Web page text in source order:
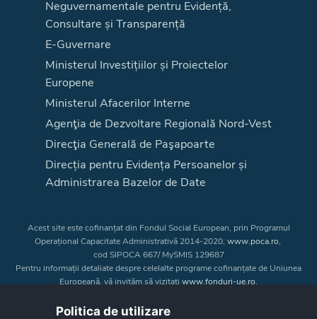
Neguvernamentale pentru Evidență,
Consultare și Transparență
E-Guvernare
Ministerul Investițiilor și Proiectelor
Europene
Ministerul Afacerilor Interne
Agenţia de Dezvoltare Regională Nord-Vest
Direcţia Generală de Paşapoarte
Direcția pentru Evidența Persoanelor și
Administrarea Bazelor de Date
Acest site este cofinanțat din Fondul Social European, prin Programul
Operațional Capacitate Administrativă 2014-2020, www.poca.ro,
cod SIPOCA 667/ MySMIS 129687
Pentru informații detaliate despre celelalte programe cofinanțate de Uniunea
Europeană, vă invităm să vizitați www.fonduri-ue.ro.
a Uniunii Europene. Întreaga responsabilitate asupra
Politica de utilizare